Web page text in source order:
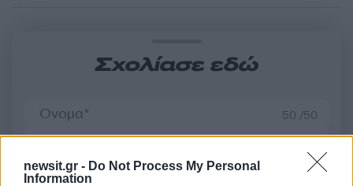
newsit.gr - Do Not Process My Personal
Information
Σχολίασε εδώ
50 /50